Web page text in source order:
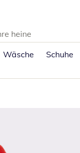
heine
Wäsche Schuhe